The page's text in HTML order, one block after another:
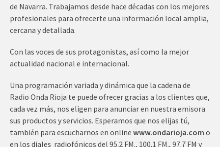
de Navarra. Trabajamos desde hace décadas con los mejores
profesionales para ofrecerte una información local amplia,
cercana y detallada.
Con las voces de sus protagonistas, así como la mejor
actualidad nacional e internacional.
Una programación variada y dinámica que la cadena de
Radio Onda Rioja te puede ofrecer gracias a los clientes que,
cada vez más, nos eligen para anunciar en nuestra emisora
sus productos y servicios. Esperamos que nos elijas tú,
también para escucharnos en online www.ondarioja.com o
en los diales radiofónicos del 95.2 FM., 100.1 FM., 97.7 FM y